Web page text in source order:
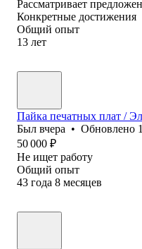
Рассматривает
Конкретные достижения
Общий опыт
13 лет
Пайка печатных плат /
Был вчера • Обновлено
50 000 ₽
Не ищет работу
Общий опыт
43 года 8 месяцев